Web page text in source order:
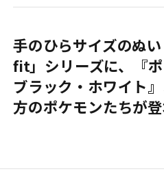
手のひらサイズのぬ
fit」シリーズに、『
ブラック・ホワイト
方のポケモンたちが登